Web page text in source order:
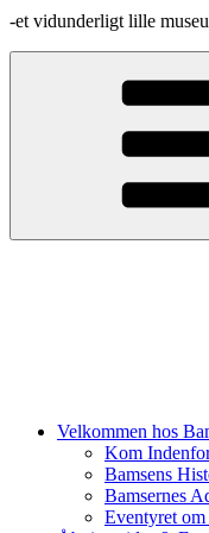
-et vidunderligt lille
Velkommen hos
Kom
Bamsens
Bamsernes
Eventyret om